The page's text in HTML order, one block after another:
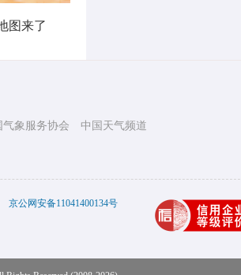
图来了
气象服务协会 中国天气频道
京公网安备11041400134号